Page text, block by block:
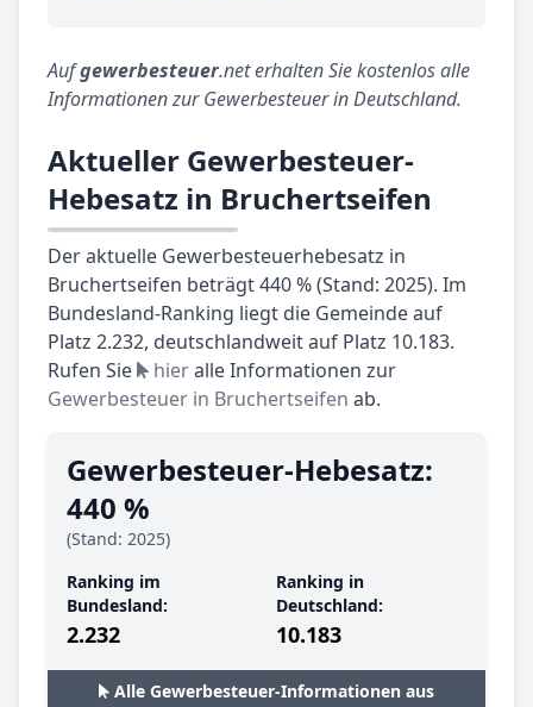
Aufgewerbesteuer.net erhalten Sie kostenlos alle
Informationen zur Gewerbesteuer in Deutschland.
Aktueller Gewerbesteuer-
Hebesatz in Bruchertseifen
Der aktuelle Gewerbesteuerhebesatz in
Bruchertseifen beträgt 440 % (Stand: 2025). Im
Bundesland-Ranking liegt die Gemeinde auf
Platz 2.232, deutschlandweit auf Platz 10.183.
Rufen Sie
hieralle Informationen zur
Gewerbesteuer in Bruchertseifen ab.
Gewerbesteuer-Hebesatz:
440 %
(Stand: 2025)
Ranking im
Bundesland:
2.232
Ranking in
Deutschland:
10.183
Alle Gewerbesteuer-Informationen aus